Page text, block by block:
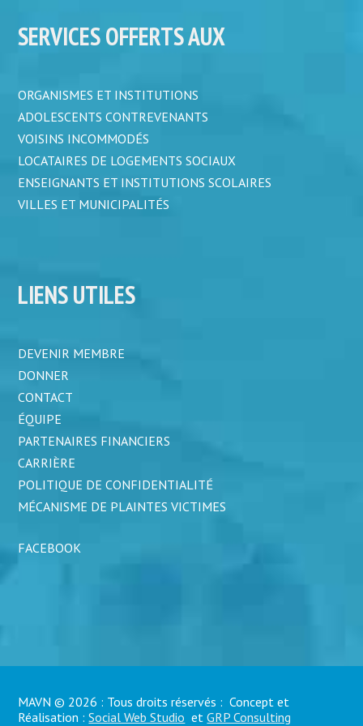
SERVICES OFFERTS AUX
ORGANISMES ET INSTITUTIONS
ADOLESCENTS CONTREVENANTS
VOISINS INCOMMODÉS
LOCATAIRES DE LOGEMENTS SOCIAUX
ENSEIGNANTS ET INSTITUTIONS SCOLAIRES
VILLES ET MUNICIPALITÉS
LIENS UTILES
DEVENIR MEMBRE
DONNER
CONTACT
ÉQUIPE
PARTENAIRES FINANCIERS
CARRIÈRE
POLITIQUE DE CONFIDENTIALITÉ
MÉCANISME DE PLAINTES VICTIMES
FACEBOOK
MAVN © 2026 : Tous droits réservés : Concept et
Réalisation :Social Web Studio etGRP Consulting